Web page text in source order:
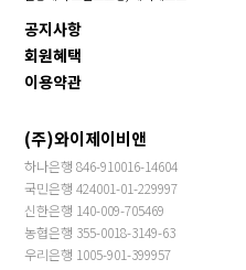
공지사항
회원혜택
이용약관
(주)와이제이비앤
하나은행 846-910016-14604
국민은행 424001-01-229997
신한은행 140-009-705469
농협은행 355-0018-3149-63
우리은행 1005-901-399957